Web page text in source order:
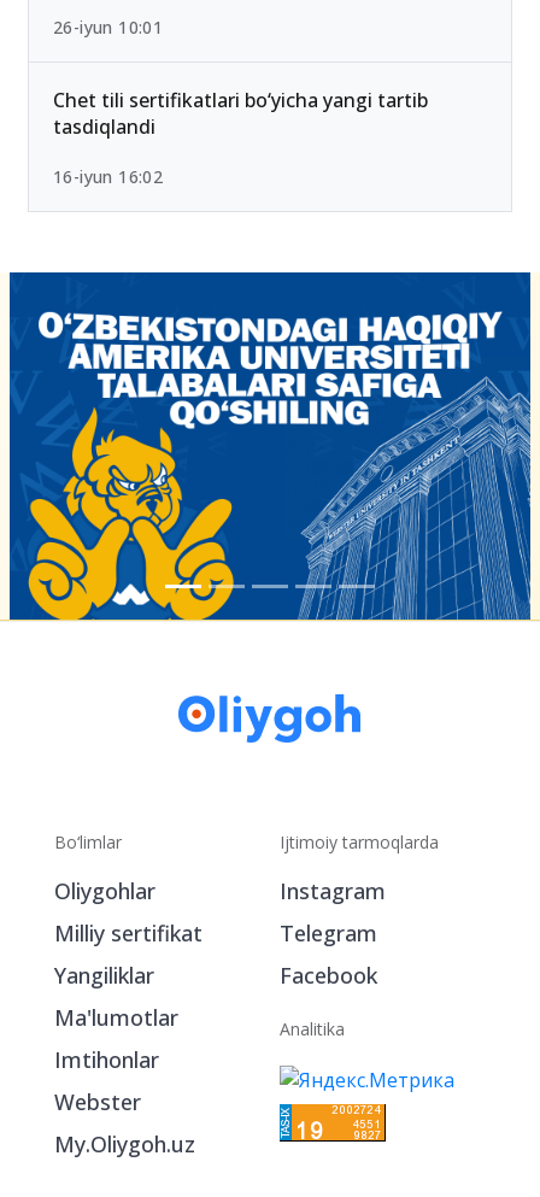
26-iyun 10:01
Chet tili sertifikatlari bo‘yicha yangi tartib
tasdiqlandi
16-iyun 16:02
Bo‘limlar
Oliygohlar
Milliy sertifikat
Yangiliklar
Ma'lumotlar
Imtihonlar
Webster
My.Oliygoh.uz
Ijtimoiy tarmoqlarda
Instagram
Telegram
Facebook
Analitika